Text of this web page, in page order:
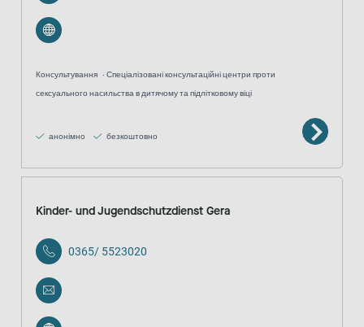
Консультування
Спеціалізовані консультаційні центри проти
сексуального насильства в дитячому та підлітковому віці
анонімно безкоштовно
Kinder- und Jugendschutzdienst Gera
0365/ 5523020